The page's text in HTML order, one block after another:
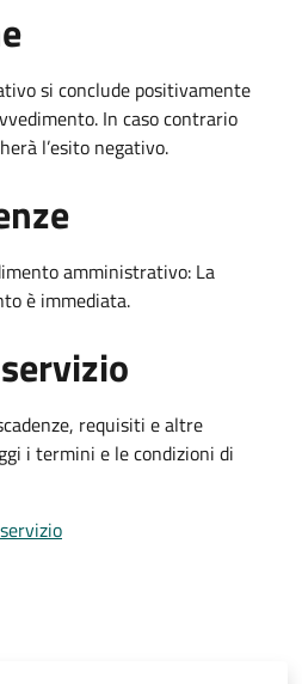
si conclude positivamente
In caso contrario
l’esito negativo.
amministrativo: La
è immediata.
requisiti e altre
i termini e le condizioni di